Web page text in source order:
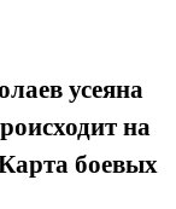
усеяна
на
боевых